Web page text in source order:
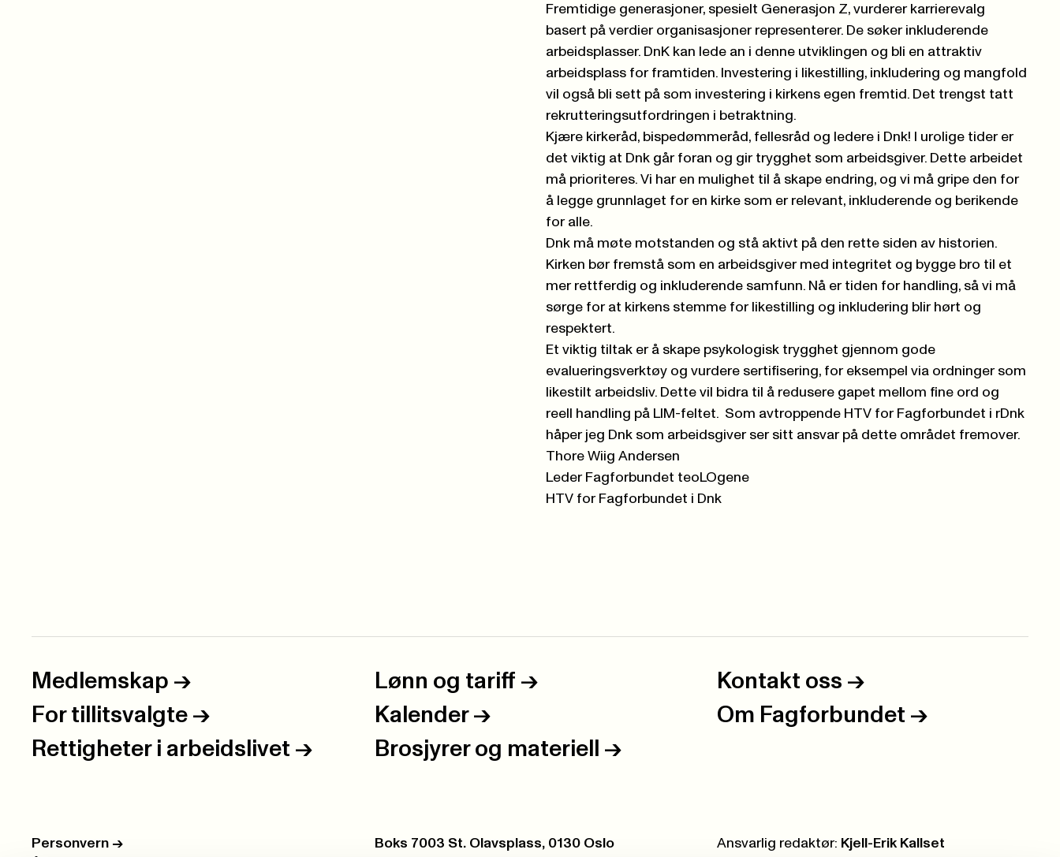
Fremtidige generasjoner, spesielt Generasjon Z, vurderer karrierevalg
basert på verdier organisasjoner representerer. De søker inkluderende
arbeidsplasser. DnK kan lede an i denne utviklingen og bli en attraktiv
arbeidsplass for framtiden. Investering i likestilling, inkludering og mangfold
vil også bli sett på som investering i kirkens egen fremtid. Det trengst tatt
rekrutteringsutfordringen i betraktning.
Kjære kirkeråd, bispedømmeråd, fellesråd og ledere i Dnk! I urolige tider er
det viktig at Dnk går foran og gir trygghet som arbeidsgiver. Dette arbeidet
må prioriteres. Vi har en mulighet til å skape endring, og vi må gripe den for
å legge grunnlaget for en kirke som er relevant, inkluderende og berikende
for alle.
Dnk må møte motstanden og stå aktivt på den rette siden av historien.
Kirken bør fremstå som en arbeidsgiver med integritet og bygge bro til et
mer rettferdig og inkluderende samfunn. Nå er tiden for handling, så vi må
sørge for at kirkens stemme for likestilling og inkludering blir hørt og
respektert.
Et viktig tiltak er å skape psykologisk trygghet gjennom gode
evalueringsverktøy og vurdere sertifisering, for eksempel via ordninger som
likestilt arbeidsliv. Dette vil bidra til å redusere gapet mellom fine ord og
reell handling på LIM-feltet. Som avtroppende HTV for Fagforbundet i rDnk
håper jeg Dnk som arbeidsgiver ser sitt ansvar på dette området fremover.
Thore Wiig Andersen
Leder Fagforbundet teoLOgene
HTV for Fagforbundet i Dnk
Medlemskap -> Lønn og tariff -> Kontakt oss ->
For tillitsvalgte -> Kalender -> Om Fagforbundet ->
Rettigheter i arbeidslivet -> Brosjyrer og materiell ->
Personvern -> Postboks:
Boks 7003 St. Olavsplass, 0130 Oslo Ansvarlig redaktør: Kjell-Erik Kallset